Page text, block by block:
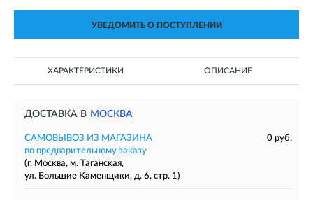
УВЕДОМИТЬ О ПОСТУПЛЕНИИ
ХАРАКТЕРИСТИКИ ОПИСАНИЕ
ДОСТАВКА В МОСКВА
САМОВЫВОЗ ИЗ МАГАЗИНА
0 руб.
по предварительному заказу
(г. Москва, м. Таганская,
ул. Большие Каменщики, д. 6, стр. 1)